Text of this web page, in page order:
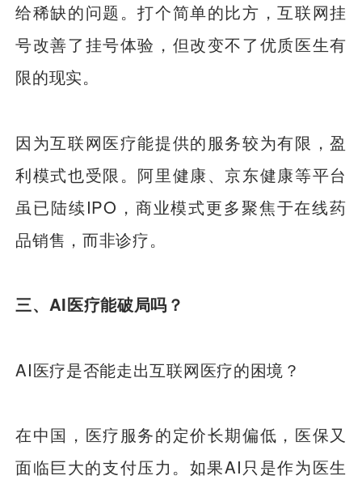
给稀缺的问题。打个简单的比方，互联网挂
号改善了挂号体验，但改变不了优质医生有
限的现实。
因为互联网医疗能提供的服务较为有限，盈
利模式也受限。阿里健康、京东健康等平台
虽已陆续IPO，商业模式更多聚焦于在线药
品销售，而非诊疗。
三、AI医疗能破局吗？
AI医疗是否能走出互联网医疗的困境？
在中国，医疗服务的定价长期偏低，医保又
面临巨大的支付压力。如果AI只是作为医生